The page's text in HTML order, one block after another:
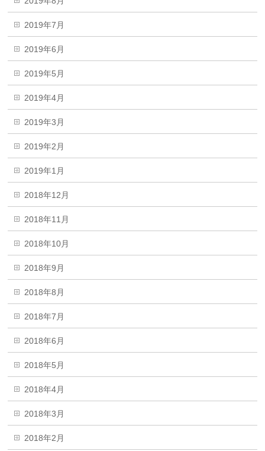
2019年7月
2019年6月
2019年5月
2019年4月
2019年3月
2019年2月
2019年1月
2018年12月
2018年11月
2018年10月
2018年9月
2018年8月
2018年7月
2018年6月
2018年5月
2018年4月
2018年3月
2018年2月